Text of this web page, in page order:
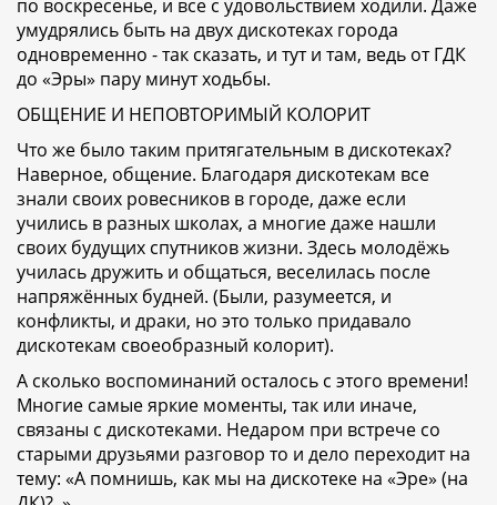
по воскресенье, и все с удовольствием ходили. Даже
умудрялись быть на двух дискотеках города
одновременно - так сказать, и тут и там, ведь от ГДК
до «Эры» пару минут ходьбы.
ОБЩЕНИЕ И НЕПОВТОРИМЫЙ КОЛОРИТ
Что же было таким притягательным в дискотеках?
Наверное, общение. Благодаря дискотекам все
знали своих ровесников в городе, даже если
учились в разных школах, а многие даже нашли
своих будущих спутников жизни. Здесь молодёжь
училась дружить и общаться, веселилась после
напряжённых будней. (Были, разумеется, и
конфликты, и драки, но это только придавало
дискотекам своеобразный колорит).
А сколько воспоминаний осталось с этого времени!
Многие самые яркие моменты, так или иначе,
связаны с дискотеками. Недаром при встрече со
старыми друзьями разговор то и дело переходит на
тему: «А помнишь, как мы на дискотеке на «Эре» (на